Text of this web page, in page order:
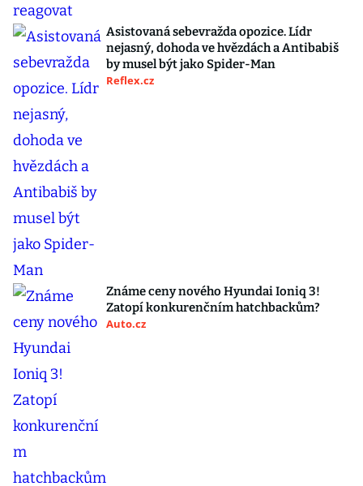
Asistovaná sebevražda opozice. Lídr
nejasný, dohoda ve hvězdách a Antibabiš
by musel být jako Spider-Man
Reflex.cz
Známe ceny nového Hyundai Ioniq 3!
Zatopí konkurenčním hatchbackům?
Auto.cz